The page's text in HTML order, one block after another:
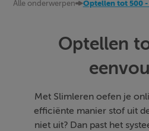
Alle onderwerpen Optellen tot 500
Optellen
Met Slimleren oefen je
efficiënte manier stof uit
niet uit? Dan past het